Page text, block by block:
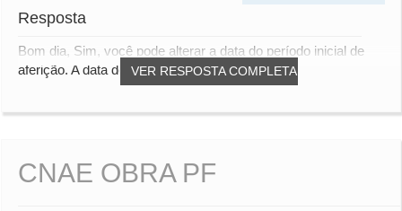
Resposta
VER RESPOSTA COMPLETA
Bom dia, Sim, você pode alterar a data do período inicial de
aferição. A data de início da obra é um...
CNAE OBRA PF